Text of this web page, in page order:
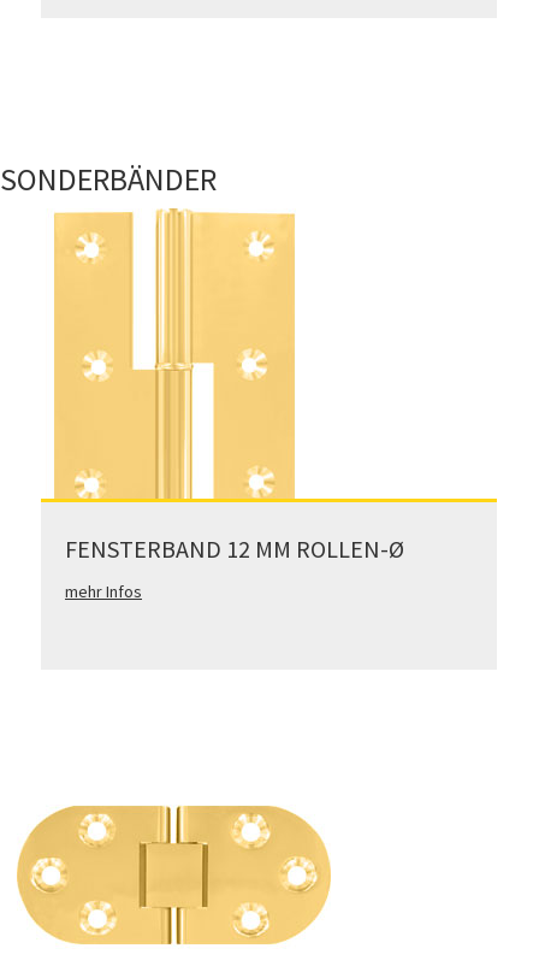
SONDERBÄNDER
FENSTERBAND 12 MM ROLLEN-Ø
mehr Infos